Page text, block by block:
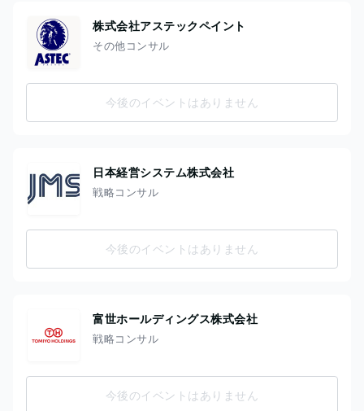
株式会社アステックペイント
その他コンサル
今後のイベントはありません
日本経営システム株式会社
戦略コンサル
今後のイベントはありません
富世ホールディングス株式会社
戦略コンサル
今後のイベントはありません